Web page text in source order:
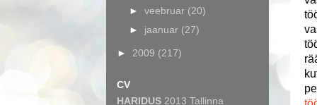
► veebruar (20)
► jaanuar (27)
► 2009 (217)
CV
HARIDUS 2013 Tallinna